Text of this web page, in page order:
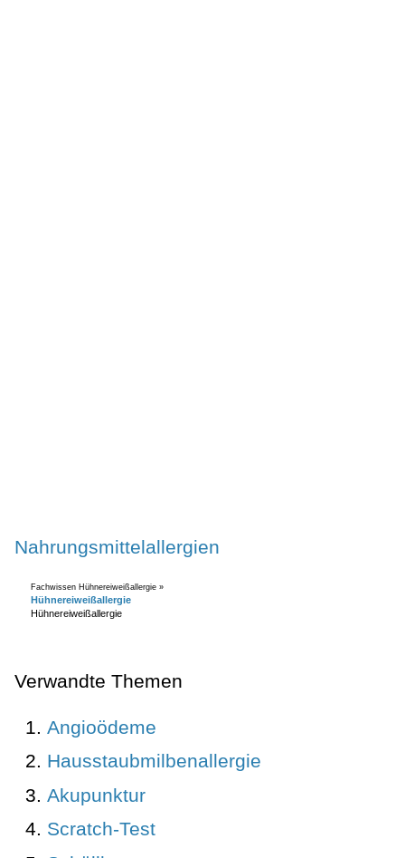
Nahrungsmittelallergien
Fachwissen Hühnereiweißallergie »
Hühnereiweißallergie
Hühnereiweißallergie
Verwandte Themen
Angioödeme
Hausstaubmilbenallergie
Akupunktur
Scratch-Test